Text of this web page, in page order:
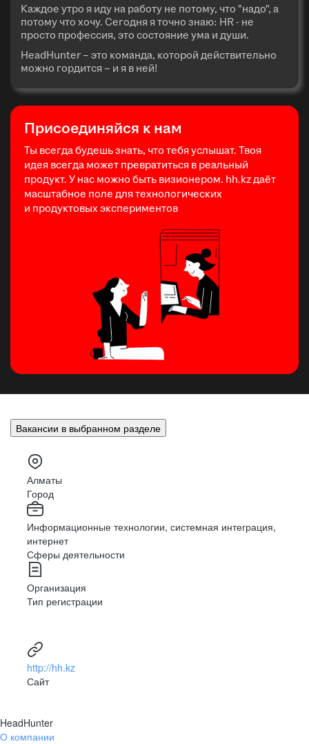
Каждое утро я иду на работу не потому, что "надо", а
потому что хочу. Сегодня я точно знаю: HR - не
просто профессия, это состояние ума и души.
HeadHunter – это команда, которой действительно
можно гордится – и я в ней!
Присоединяйся к нам
Ты всегда будешь знать, что тебя услышат. Твоя
идея всегда может превратиться в реальный
продукт. У нас можно быть визионером. hh.kz даёт
масштабное поле для технологических
и продуктовых экспериментов
Вакансии в выбранном разделе
Алматы
Город
Информационные технологии, системная интеграция,
интернет
Сферы деятельности
Организация
Тип регистрации
http://hh.kz
Сайт
HeadHunter
О компании